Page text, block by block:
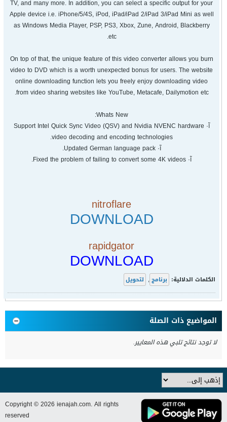
TV, and many more. In addition, you can select a specific output for your
Apple device i.e. iPhone/5/4S, iPod, iPad/iPad 2/iPad 3/iPad Mini as well
as Windows Media Player, PSP, PS3, Xbox, Zune, Android, Blackberry
etc.
On top of that, the unique feature of this video converter allows you burn
video to DVD which is a worth unexpected bonus for users. The website
online downloading function lets you freely enjoy downloading video
from video sharing websites like YouTube, Metacafe, Dailymotion etc.
Whats New:
آ· Support Intel Quick Sync Video (QSV) and Nvidia NVENC hardware
video decoding and encoding technologies.
آ· Updated German language pack.
آ· Fixed the problem of failing to convert some 4K videos.
nitroflare
DOWNLOAD
rapidgator
DOWNLOAD
الكلمات الدلالية: برنامج , لتحويل
المواضيع ذات الصلة
لا توجد نتائج تلبي هذه المعايير.
Copyright © 2026 ienajah.com. All rights
reserved